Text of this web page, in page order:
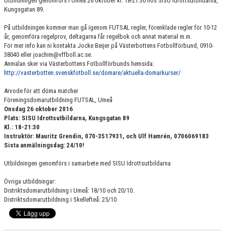
RUTINER/POLICY
ORGANISATION
EKONOMI
VERKSAMHET
ANLÄGGNINGAR
UTBILDNING
ARBETSGRUPPER
Kungsgatan 89.
På utbildningen kommer man gå igenom FUTSAL regler, förenklade regler för 10-12
år, genomföra regelprov, deltagarna får regelbok och annat material m.m.
För mer info kan ni kontakta Jocke Beijer på Västerbottens Fotbollförbund, 0910-
38040 eller joachim@vffboll.ac.se.
Anmälan sker via Västerbottens Fotbollförbunds hemsida:
http://vasterbotten.svenskfotboll.se/domare/aktuella-domarkurser/
Arvode för att döma matcher
Föreningsdomarutbildning FUTSAL, Umeå
Onsdag 26 oktober 2016
Plats: SISU Idrottsutbildarna, Kungsgatan 89
Kl.: 18-21:30
Instruktör: Mauritz Grendin, 070-3517931, och Ulf Hamrén, 0706069183
Sista anmälningsdag: 24/10!
Utbildningen genomförs i samarbete med SISU Idrottsutbildarna
Övriga utbildningar:
Distriktsdomarutbildning i Umeå: 18/10 och 20/10.
Distriktsdomarutbildning i Skellefteå: 25/10